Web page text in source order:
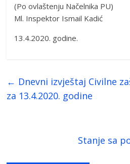
(Po ovlaštenju Načelnika PU)
Ml. Inspektor Ismail Kadić
13.4.2020. godine.
← Dnevni izvještaj Civilne
za 13.4.2020. godine
Stanje sa